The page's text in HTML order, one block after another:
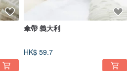
傘帶 義大利
HK$ 59.7